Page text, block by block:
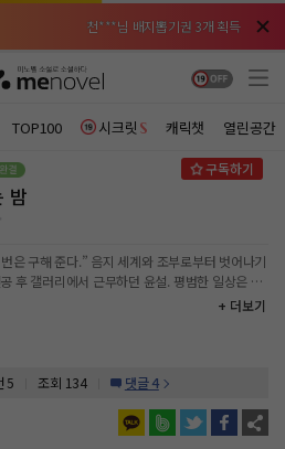
천***님 배지뽑기권 3개 획득
천***님 배지뽑기권 3개 획득
메**님 체험권 3일 획득
메**님 체험권 3일 획득
주**님 일반뽑기권 2개 획득
주**님 일반뽑기권 2개 획득
갈***님 후원10코인 획득
갈***님 후원10코인 획득
TOP100 시크릿 캐릭챗 열린공간
밤
음지 세계와 조부로부터 벗어나기
후 갤러리에서 근무하던 윤설. 평범한 일상은 그
던 걸까. 인성 쓰레기인 조직 후계자와 강제 결혼
게 기네.” 궁지에 몰린 순간 떠오른 단
내가 도와준다고 했지, 호적을 복
의 손아귀에서 완전히 벗어나면, 그때 이혼해 드릴
+ 더보기
5 조회 134 댓글 4